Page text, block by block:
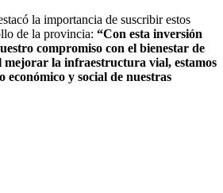
la importancia de suscribir estos
de la provincia: “Con esta inversión
compromiso con el bienestar de
mejorar la infraestructura vial, estamos
económico y social de nuestras